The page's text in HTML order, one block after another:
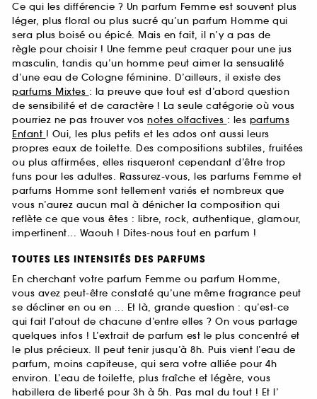
Ce qui les différencie ? Un parfum Femme est souvent plus
léger, plus floral ou plus sucré qu’un parfum Homme qui
sera plus boisé ou épicé. Mais en fait, il n’y a pas de
règle pour choisir ! Une femme peut craquer pour une jus
masculin, tandis qu’un homme peut aimer la sensualité
d’une eau de Cologne féminine. D’ailleurs, il existe des
parfums Mixtes : la preuve que tout est d’abord question
de sensibilité et de caractère ! La seule catégorie où vous
pourriez ne pas trouver vos notes olfactives : les parfums
Enfant ! Oui, les plus petits et les ados ont aussi leurs
propres eaux de toilette. Des compositions subtiles, fruitées
ou plus affirmées, elles risqueront cependant d’être trop
funs pour les adultes. Rassurez-vous, les parfums Femme et
parfums Homme sont tellement variés et nombreux que
vous n’aurez aucun mal à dénicher la composition qui
reflète ce que vous êtes : libre, rock, authentique, glamour,
impertinent... Waouh ! Dites-nous tout en parfum !
TOUTES LES INTENSITÉS DES PARFUMS
En cherchant votre parfum Femme ou parfum Homme,
vous avez peut-être constaté qu’une même fragrance peut
se décliner en ou en ... Et là, grande question : qu’est-ce
qui fait l’atout de chacune d’entre elles ? On vous partage
quelques infos ! L’extrait de parfum est le plus concentré et
le plus précieux. Il peut tenir jusqu’à 8h. Puis vient l’eau de
parfum, moins capiteuse, qui sera votre alliée pour 4h
environ. L’eau de toilette, plus fraîche et légère, vous
habillera de liberté pour 3h à 5h. Pas mal du tout ! Et l’